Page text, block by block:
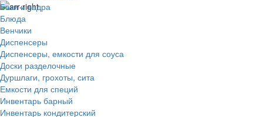
Баки и ведра
Блюда
Венчики
Диспенсеры
Диспенсеры, емкости для соуса
Доски разделочные
Дуршлаги, грохоты, сита
Емкости для специй
Инвентарь барный
Инвентарь кондитерский